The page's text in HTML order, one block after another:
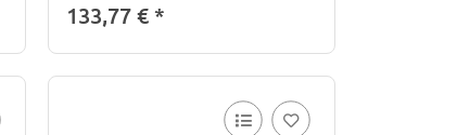
133,77 €*